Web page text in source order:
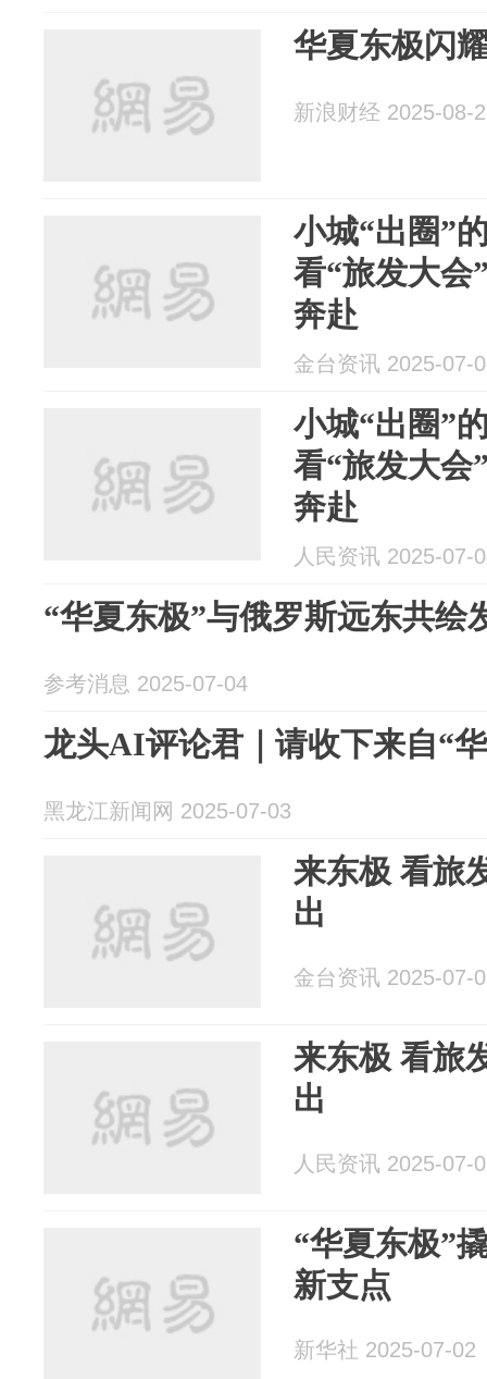
华夏东极闪
新浪财经 2025-08-
小城“出圈”
看“旅发大会
奔赴
金台资讯 2025-07-
小城“出圈”
看“旅发大会
奔赴
人民资讯 2025-07-
“华夏东极”与俄罗斯远东共绘
参考消息 2025-07-04
龙头AI评论君｜请收下来自“
黑龙江新闻网 2025-07-03
来东极 看旅
出
金台资讯 2025-07-
来东极 看旅
出
人民资讯 2025-07-
“华夏东极”
新支点
新华社 2025-07-02